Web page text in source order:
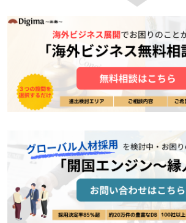
■印刷技術提携・合弁事業成功のためのスキー
■フィリピン・インドネシア半導体事業進出支援
■和食ＦＣ事業成功拡大のための実践コンサル
■100円ショップのＦＣ展開プロジェクト
■海外オフショア製造のＦ／Ｓフィリピンへの
■医療用品ＡＳＥＡＮ代理店網の構築のための
■マレーシア医療機器代理店開拓支援
■スマートフォン・アクセサリー販売提携先開